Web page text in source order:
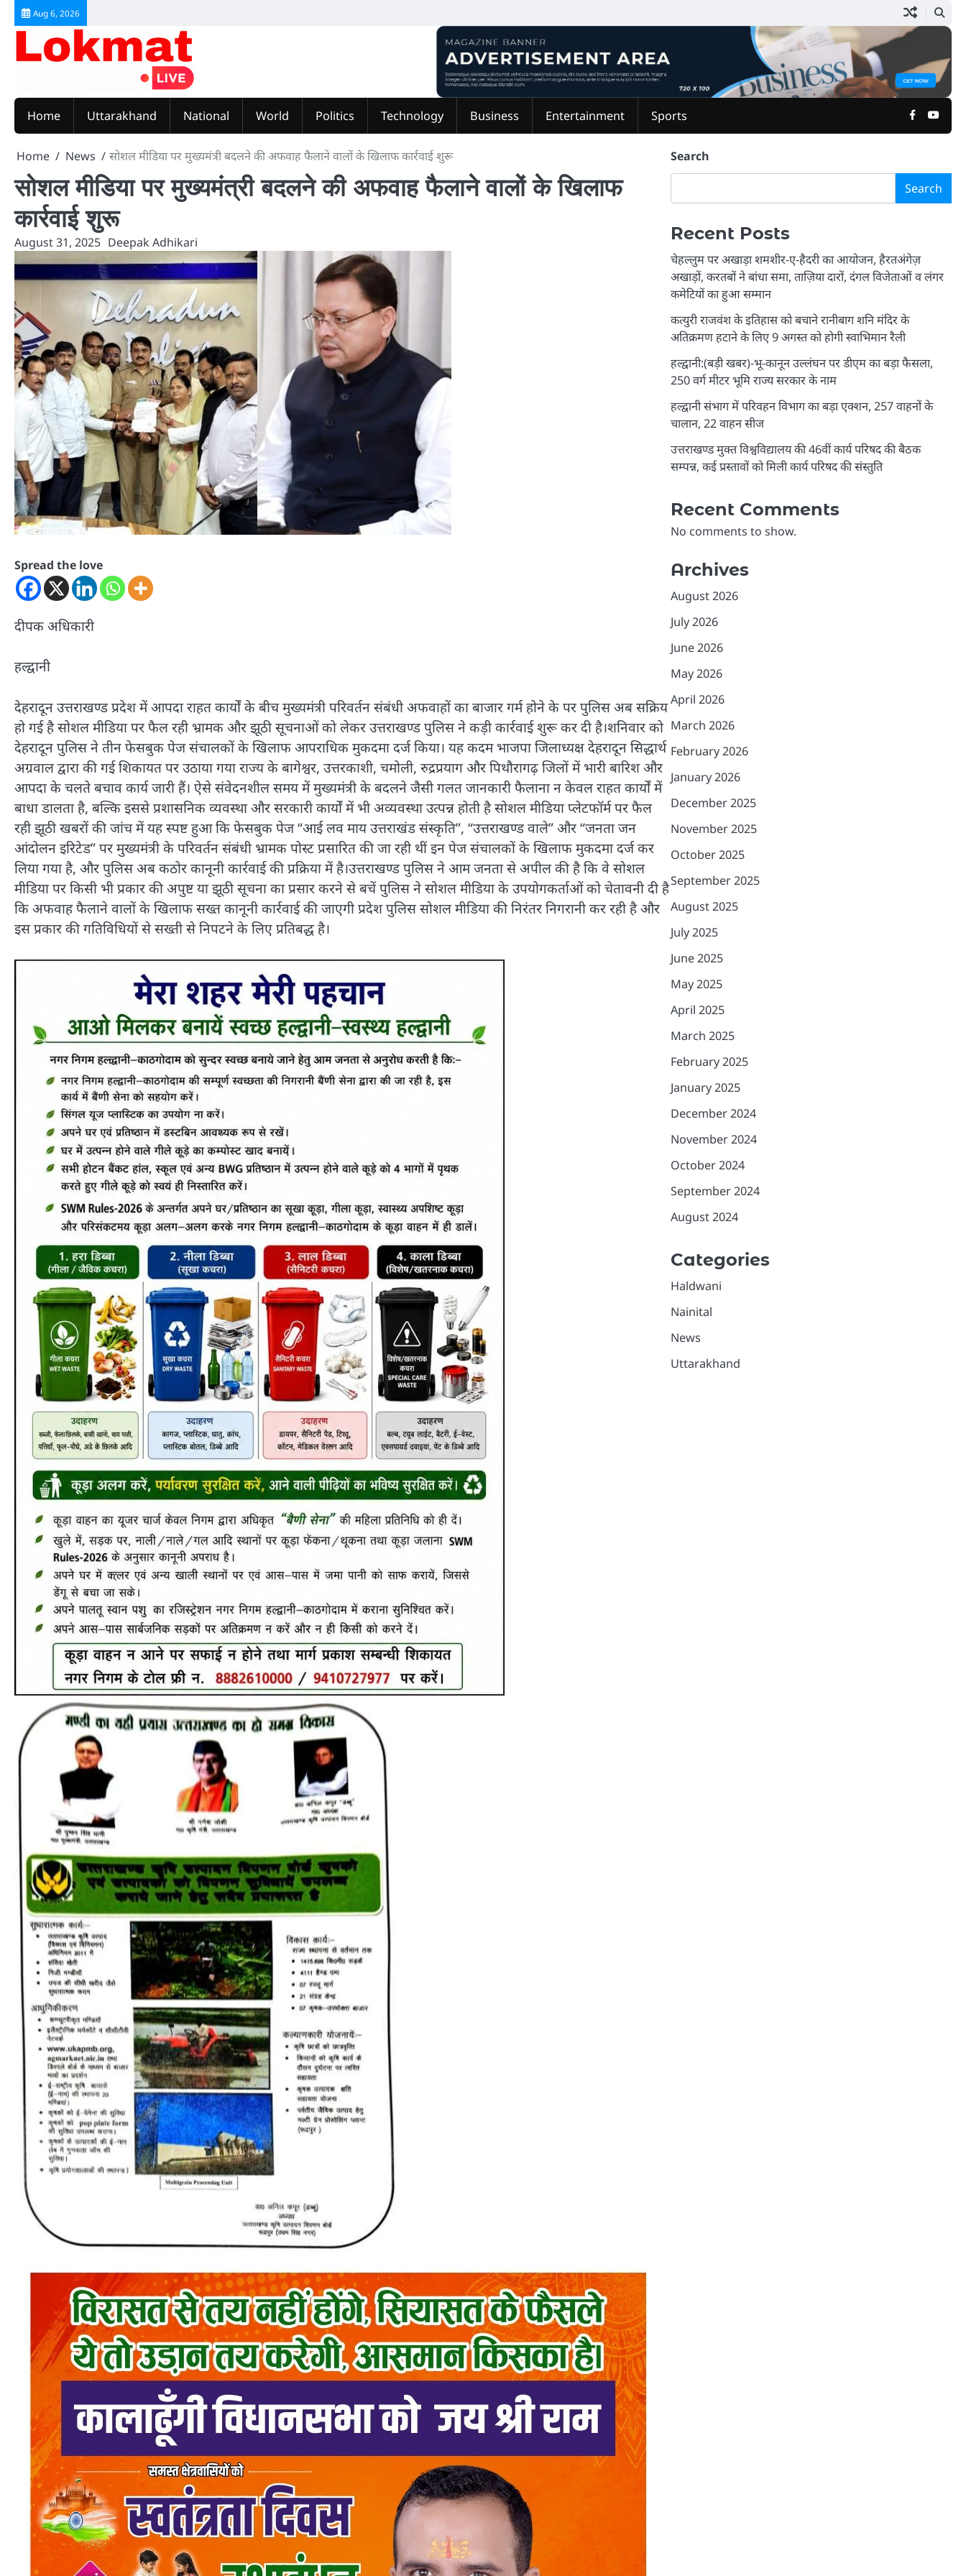
Skip
Aug 6, 2026
Home Uttarakhand National World Politics Technology Business Entertainment Sports Facebook
Home News सोशल मीडिया पर मुख्यमंत्री बदलने की अफवाह फैलाने वालों के खिलाफ कार्रवाई शुरू
सोशल मीडिया पर मुख्यमंत्री बदलने की अफवाह फैलाने वालों के खिलाफ
कार्रवाई शुरू
August 31, 2025 Deepak Adhikari
Spread the love
दीपक अधिकारी
हल्द्वानी
देहरादून उत्तराखण्ड प्रदेश में आपदा राहत कार्यों के बीच मुख्यमंत्री परिवर्तन संबंधी अफवाहों का बाजार गर्म होने के पर पुलिस अब सक्रिय
हो गई है सोशल मीडिया पर फैल रही भ्रामक और झूठी सूचनाओं को लेकर उत्तराखण्ड पुलिस ने कड़ी कार्रवाई शुरू कर दी है।शनिवार को
देहरादून पुलिस ने तीन फेसबुक पेज संचालकों के खिलाफ आपराधिक मुकदमा दर्ज किया। यह कदम भाजपा जिलाध्यक्ष देहरादून सिद्धार्थ
अग्रवाल द्वारा की गई शिकायत पर उठाया गया राज्य के बागेश्वर, उत्तरकाशी, चमोली, रुद्रप्रयाग और पिथौरागढ़ जिलों में भारी बारिश और
आपदा के चलते बचाव कार्य जारी हैं। ऐसे संवेदनशील समय में मुख्यमंत्री के बदलने जैसी गलत जानकारी फैलाना न केवल राहत कार्यों में
बाधा डालता है, बल्कि इससे प्रशासनिक व्यवस्था और सरकारी कार्यों में भी अव्यवस्था उत्पन्न होती है सोशल मीडिया प्लेटफॉर्म पर फैल
रही झूठी खबरों की जांच में यह स्पष्ट हुआ कि फेसबुक पेज “आई लव माय उत्तराखंड संस्कृति”, “उत्तराखण्ड वाले” और “जनता जन
आंदोलन इरिटेड” पर मुख्यमंत्री के परिवर्तन संबंधी भ्रामक पोस्ट प्रसारित की जा रही थीं इन पेज संचालकों के खिलाफ मुकदमा दर्ज कर
लिया गया है, और पुलिस अब कठोर कानूनी कार्रवाई की प्रक्रिया में है।उत्तराखण्ड पुलिस ने आम जनता से अपील की है कि वे सोशल
मीडिया पर किसी भी प्रकार की अपुष्ट या झूठी सूचना का प्रसार करने से बचें पुलिस ने सोशल मीडिया के उपयोगकर्ताओं को चेतावनी दी है
कि अफवाह फैलाने वालों के खिलाफ सख्त कानूनी कार्रवाई की जाएगी प्रदेश पुलिस सोशल मीडिया की निरंतर निगरानी कर रही है और
इस प्रकार की गतिविधियों से सख्ती से निपटने के लिए प्रतिबद्ध है।
Search
Search
Recent Posts
चेहल्लुम पर अखाड़ा शमशीर-ए-हैदरी का आयोजन, हैरतअंगेज़
अखाड़ों, करतबों ने बांधा समा, ताज़िया दारों, दंगल विजेताओं व लंगर
कमेटियों का हुआ सम्मान
कत्युरी राजवंश के इतिहास को बचाने रानीबाग शनि मंदिर के
अतिक्रमण हटाने के लिए 9 अगस्त को होगी स्वाभिमान रैली
हल्द्वानी:(बड़ी खबर)-भू-कानून उल्लंघन पर डीएम का बड़ा फैसला,
250 वर्ग मीटर भूमि राज्य सरकार के नाम
हल्द्वानी संभाग में परिवहन विभाग का बड़ा एक्शन, 257 वाहनों के
चालान, 22 वाहन सीज
उत्तराखण्ड मुक्त विश्वविद्यालय की 46वीं कार्य परिषद की बैठक
सम्पन्न, कई प्रस्तावों को मिली कार्य परिषद की संस्तुति
Recent Comments
No comments to show.
Archives
August 2026
July 2026
June 2026
May 2026
April 2026
March 2026
February 2026
January 2026
December 2025
November 2025
October 2025
September 2025
August 2025
July 2025
June 2025
May 2025
April 2025
March 2025
February 2025
January 2025
December 2024
November 2024
October 2024
September 2024
August 2024
Categories
Haldwani
Nainital
News
Uttarakhand